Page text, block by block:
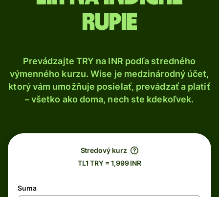
rupie
Prevádzajte TRY na INR podľa stredného
výmenného kurzu. Wise je medzinárodný účet,
ktorý vám umožňuje posielať, prevádzať a platiť
– všetko ako doma, nech ste kdekoľvek.
Stredový kurz
TL1 TRY = 1,999 INR
Suma